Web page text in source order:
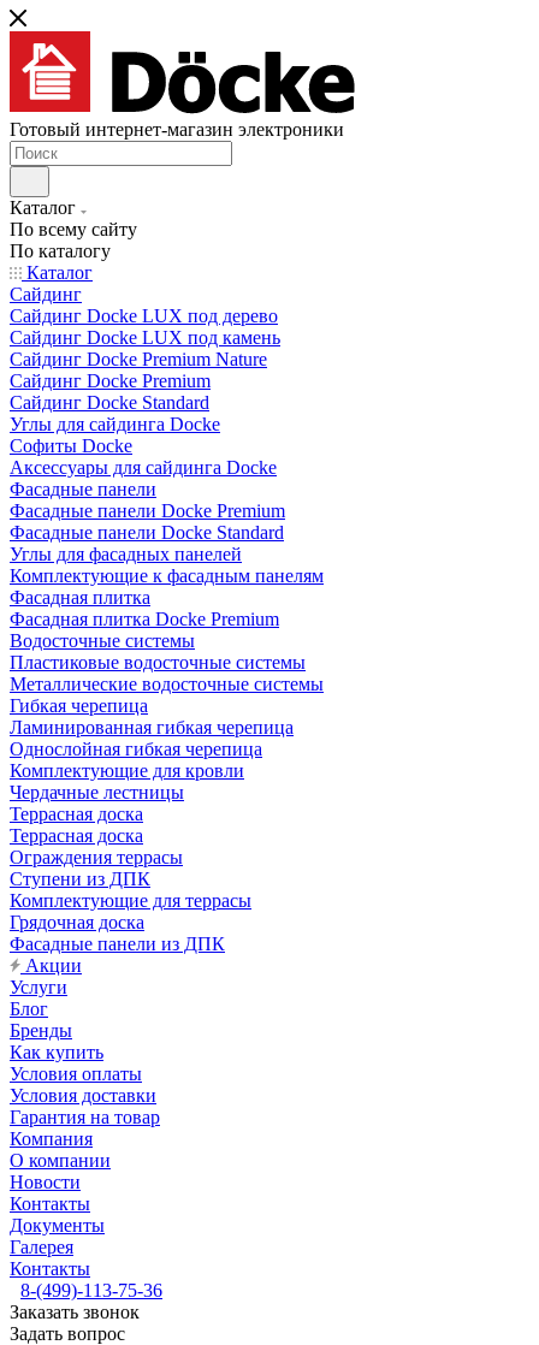
Готовый интернет-магазин электроники
Каталог
По всему сайту
По каталогу
Каталог
Сайдинг
Сайдинг Docke LUX под дерево
Сайдинг Docke LUX под камень
Сайдинг Docke Premium Nature
Сайдинг Docke Premium
Сайдинг Docke Standard
Углы для сайдинга Docke
Софиты Docke
Аксессуары для сайдинга Docke
Фасадные панели
Фасадные панели Docke Premium
Фасадные панели Docke Standard
Углы для фасадных панелей
Комплектующие к фасадным панелям
Фасадная плитка
Фасадная плитка Docke Premium
Водосточные системы
Пластиковые водосточные системы
Металлические водосточные системы
Гибкая черепица
Ламинированная гибкая черепица
Однослойная гибкая черепица
Комплектующие для кровли
Чердачные лестницы
Террасная доска
Террасная доска
Ограждения террасы
Ступени из ДПК
Комплектующие для террасы
Грядочная доска
Фасадные панели из ДПК
Акции
Услуги
Блог
Бренды
Как купить
Условия оплаты
Условия доставки
Гарантия на товар
Компания
О компании
Новости
Контакты
Документы
Галерея
Контакты
8-(499)-113-75-36
Заказать звонок
Задать вопрос